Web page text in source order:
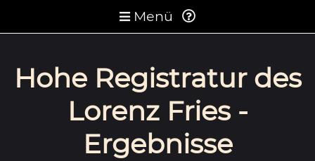
Menü
Hohe Registratur des
Lorenz Fries -
Ergebnisse